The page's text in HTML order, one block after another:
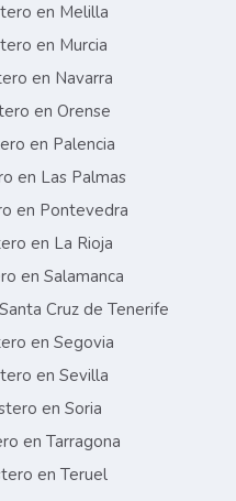
en Melilla
en Murcia
en Navarra
en Orense
en Palencia
en Las Palmas
en Pontevedra
en La Rioja
en Salamanca
Cruz de Tenerife
en Segovia
en Sevilla
en Soria
en Tarragona
en Teruel